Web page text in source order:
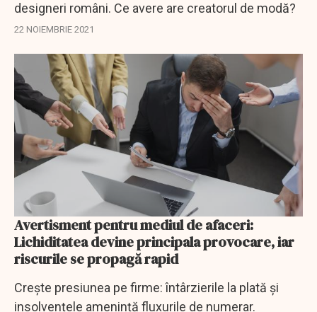
designeri români. Ce avere are creatorul de modă?
22 NOIEMBRIE 2021
Avertisment pentru mediul de afaceri:
Lichiditatea devine principala provocare, iar
riscurile se propagă rapid
Crește presiunea pe firme: întârzierile la plată și
insolvențele amenință fluxurile de numerar.